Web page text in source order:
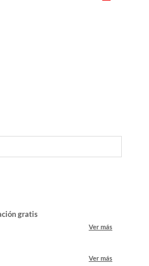
gratis
Ver más
Ver más